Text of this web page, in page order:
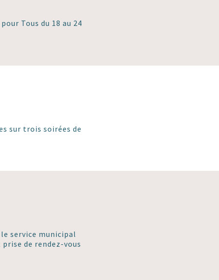
Tous du 18 au 24
sur trois soirées de
service municipal
de rendez-vous